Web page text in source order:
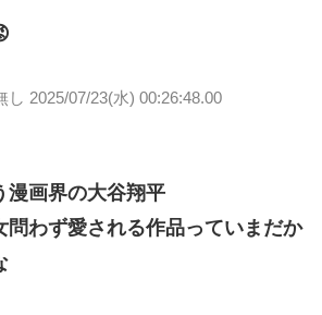
し 2025/07/23(水) 00:26:48.00
漫画界の大谷翔平
問わず愛される作品っていまだか